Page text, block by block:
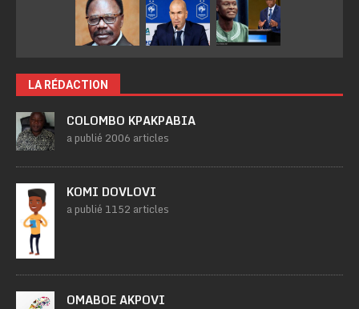
LA RÉDACTION
COLOMBO KPAKPABIA
a publié 2006 articles
KOMI DOVLOVI
a publié 1152 articles
OMABOE AKPOVI